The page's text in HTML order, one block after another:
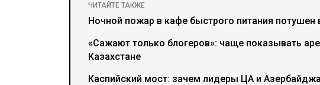
ЧИТАЙТЕ ТАКЖЕ
Ночной пожар в кафе быстрого питания потушен
«Сажают только блогеров»: чаще показывать
Казахстане
Каспийский мост: зачем лидеры ЦА и